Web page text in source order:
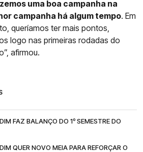
uma boa campanha na
campanha há algum tempo. Em
queríamos ter mais pontos,
logo nas primeiras rodadas do
afirmou.
FAZ BALANÇO DO 1º SEMESTRE DO
QUER NOVO MEIA PARA REFORÇAR O